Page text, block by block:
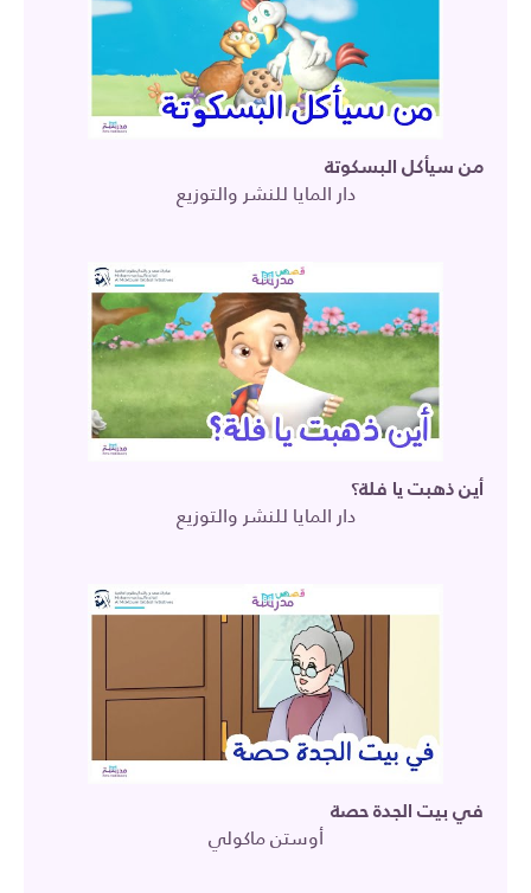
من سيأكل البسكوتة
دار المايا للنشر والتوزيع
أين ذهبت يا فلة؟
دار المايا للنشر والتوزيع
في بيت الجدة حصة
أوستن ماكولي